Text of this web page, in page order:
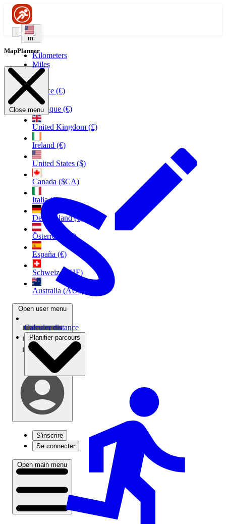
mi
Kilometers
Miles
France (€)
Belgique (€)
United Kingdom (£)
Ireland (€)
United States ($)
Canada ($CA)
Italia (€)
Deutschland (€)
Österreich (€)
España (€)
Schweiz (CHF)
Australia (AU$)
Open user menu
S'inscrire
Se connecter
Open main menu
MapPlanner
Close menu
Calculer distance
Planifier parcours